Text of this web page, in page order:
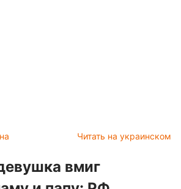
Читать на украинском
вмиг